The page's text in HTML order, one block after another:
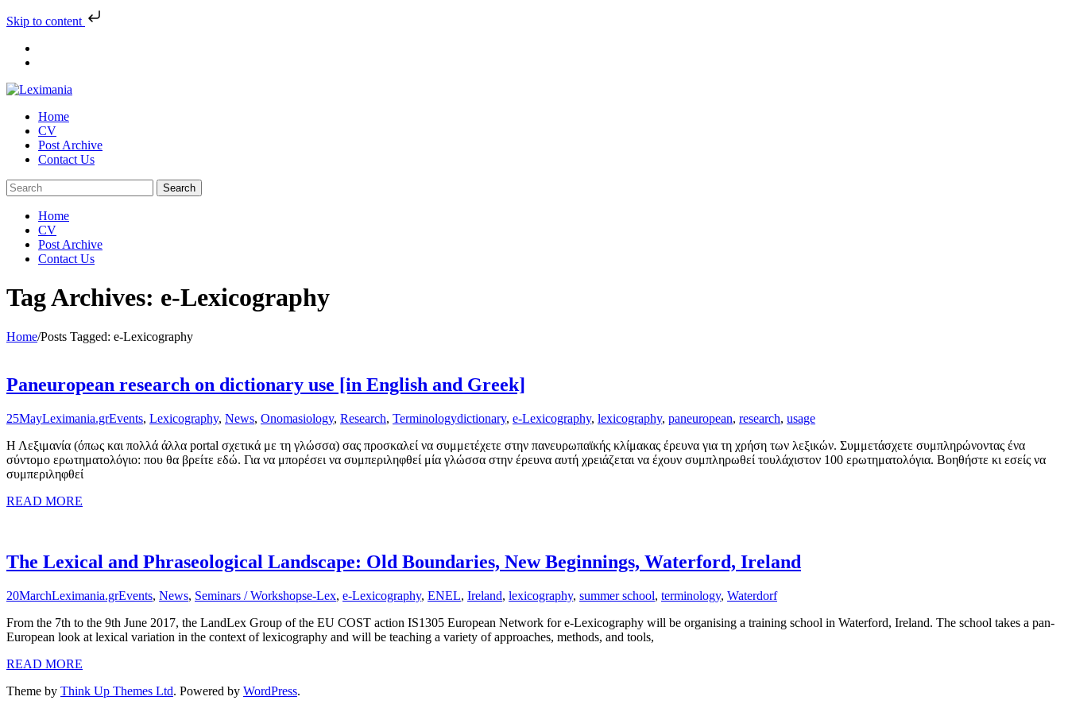
Skip to content
Skip
Home
CV
Post Archive
Contact Us
Home
CV
Post Archive
Contact Us
Tag Archives: e-Lexicography
Home/Posts Tagged: e-Lexicography
Paneuropean research on dictionary use [in English and Greek]
25MayLeximania.grEvents, Lexicography, News, Onomasiology, Research, Terminologydictionary, e-Lexicography, lexicography, paneuropean, research, usage
Η Λεξιμανία (όπως και πολλά άλλα portal σχετικά με τη γλώσσα) σας προσκαλεί να συμμετέχετε στην πανευρωπαϊκής κλίμακας έρευνα για τη χρήση των λεξικών. Συμμετάσχετε συμπληρώνοντας ένα
σύντομο ερωτηματολόγιο: που θα βρείτε εδώ. Για να μπορέσει να συμπεριληφθεί μία γλώσσα στην έρευνα αυτή χρειάζεται να έχουν συμπληρωθεί τουλάχιστον 100 ερωτηματολόγια. Βοηθήστε κι εσείς να
συμπεριληφθεί
READ MORE
The Lexical and Phraseological Landscape: Old Boundaries, New Beginnings, Waterford, Ireland
20MarchLeximania.grEvents, News, Seminars / Workshopse-Lex, e-Lexicography, ENEL, Ireland, lexicography, summer school, terminology, Waterdorf
From the 7th to the 9th June 2017, the LandLex Group of the EU COST action IS1305 European Network for e-Lexicography will be organising a training school in Waterford, Ireland. The school takes a pan-
European look at lexical variation in the context of lexicography and will be teaching a variety of approaches, methods, and tools,
READ MORE
Theme by Think Up Themes Ltd. Powered by WordPress.